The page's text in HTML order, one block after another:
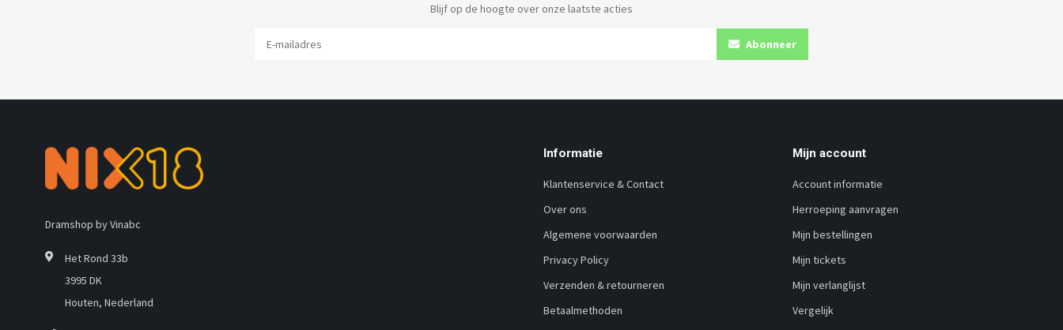
Blijf op de hoogte over onze laatste acties
Abonneer
Dramshop by Vinabc
Het Rond 33b
3995 DK
Houten, Nederland
Informatie
Klantenservice & Contact
Over ons
Algemene voorwaarden
Privacy Policy
Verzenden & retourneren
Betaalmethoden
Mijn account
Account informatie
Herroeping aanvragen
Mijn bestellingen
Mijn tickets
Mijn verlanglijst
Vergelijk